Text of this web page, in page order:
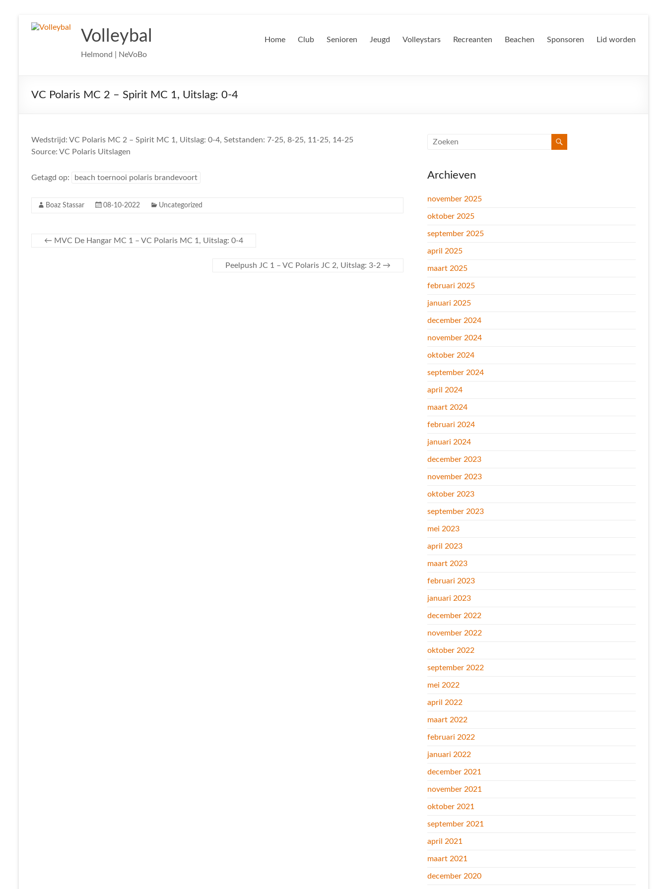
naar
Volleybal
Helmond | NeVoBo
Home Club Senioren Jeugd Volleystars Recreanten Beachen Sponsoren Lid worden
VC Polaris MC 2 – Spirit MC 1, Uitslag: 0-4
Wedstrijd: VC Polaris MC 2 – Spirit MC 1, Uitslag: 0-4, Setstanden: 7-25, 8-25, 11-25, 14-25
Source: VC Polaris Uitslagen
Getagd op: beach toernooi polaris brandevoort
Boaz Stassar 08-10-2022 Uncategorized
← MVC De Hangar MC 1 – VC Polaris MC 1, Uitslag: 0-4
Peelpush JC 1 – VC Polaris JC 2, Uitslag: 3-2 →
Archieven
november 2025
oktober 2025
september 2025
april 2025
maart 2025
februari 2025
januari 2025
december 2024
november 2024
oktober 2024
september 2024
april 2024
maart 2024
februari 2024
januari 2024
december 2023
november 2023
oktober 2023
september 2023
mei 2023
april 2023
maart 2023
februari 2023
januari 2023
december 2022
november 2022
oktober 2022
september 2022
mei 2022
april 2022
maart 2022
februari 2022
januari 2022
december 2021
november 2021
oktober 2021
september 2021
april 2021
maart 2021
december 2020